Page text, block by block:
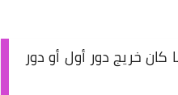
كان خريج دور أول أو دور